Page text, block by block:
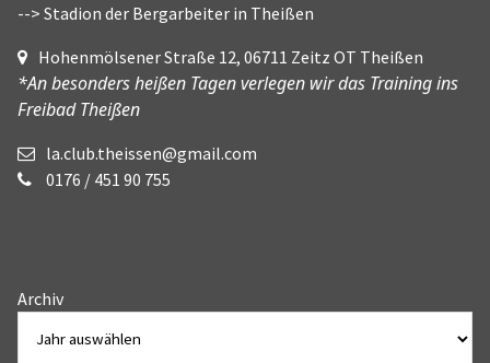
--> Stadion der Bergarbeiter in Theißen
Hohenmölsener Straße 12, 06711 Zeitz OT Theißen
*An besonders heißen Tagen verlegen wir das Training ins
Freibad Theißen
la.club.theissen@gmail.com
0176 / 451 90 755
Archiv